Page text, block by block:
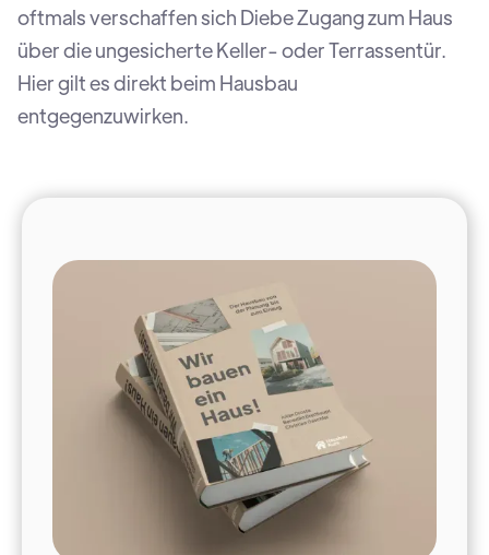
oftmals verschaffen sich Diebe Zugang zum Haus
über die ungesicherte Keller- oder Terrassentür.
Hier gilt es direkt beim Hausbau
entgegenzuwirken.